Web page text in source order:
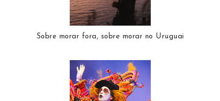
Sobre morar fora, sobre morar no Uruguai